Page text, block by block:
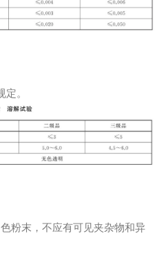
。
粉末，不应有可见夹杂物和异